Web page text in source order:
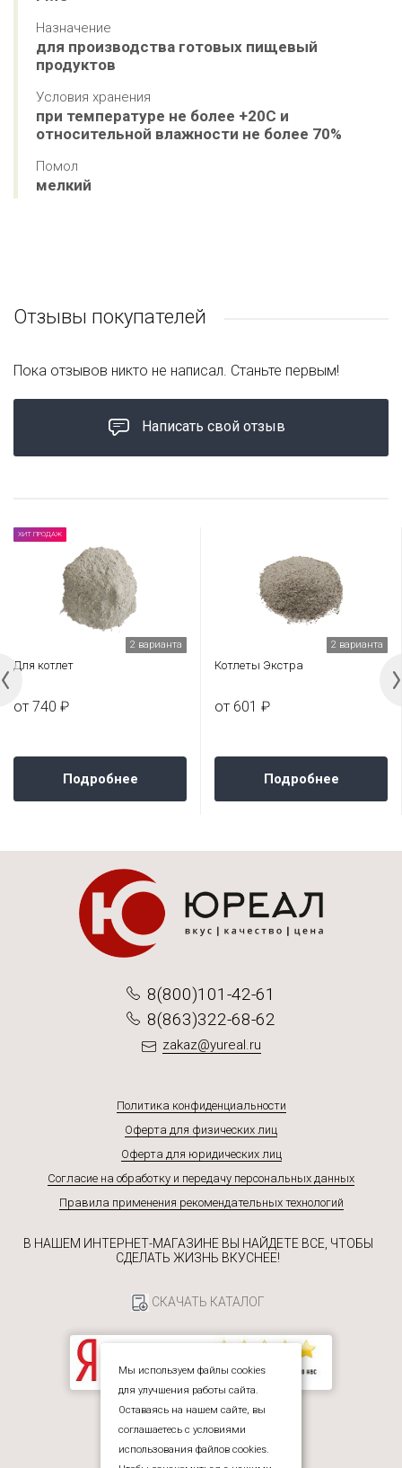
Назначение
для производства готовых пищевый
продуктов
Условия хранения
при температуре не более +20С и
относительной влажности не более 70%
Помол
мелкий
Отзывы покупателей
Написать свой отзыв
Пока отзывов никто не написал. Станьте первым!
ХИТ ПРОДАЖ
2 варианта
Для котлет
от 740 ₽
Подробнее
2 варианта
Котлеты Экстра
от 601 ₽
Подробнее
8(800)101-42-61
8(863)322-68-62
zakaz@yureal.ru
Политика конфиденциальности
Оферта для физических лиц
Оферта для юридических лиц
Согласие на обработку и передачу персональных данных
Правила применения рекомендательных технологий
В НАШЕМ ИНТЕРНЕТ-МАГАЗИНЕ ВЫ НАЙДЕТЕ ВСЕ, ЧТОБЫ
СДЕЛАТЬ ЖИЗНЬ ВКУСНЕЕ!
СКАЧАТЬ КАТАЛОГ
Мы используем файлы cookies
для улучшения работы сайта.
Оставаясь на нашем сайте, вы
соглашаетесь с условиями
использования файлов cookies.